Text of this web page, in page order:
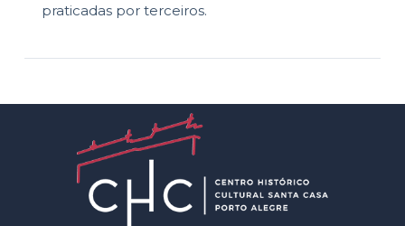
praticadas por terceiros.